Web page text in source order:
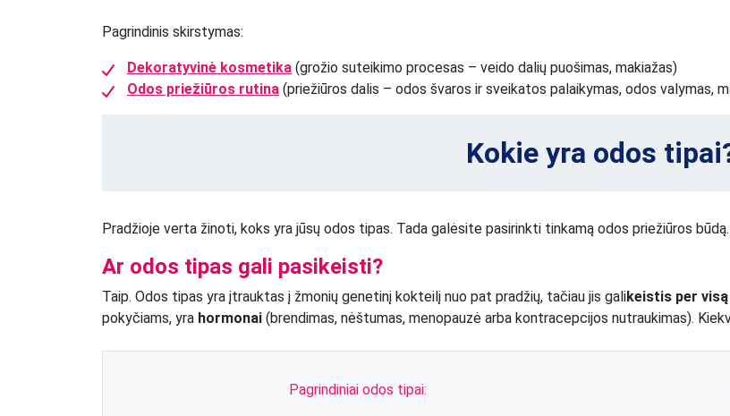
Pagrindinis skirstymas:
Dekoratyvinė kosmetika (grožio suteikimo procesas – veido dalių puošimas, makiažas)
Odos priežiūros rutina (priežiūros dalis – odos švaros ir sveikatos palaikymas, odos valymas,
Kokie yra odos
Pradžioje verta žinoti, koks yra jūsų odos tipas. Tada galėsite pasirinkti tinkamą odos priežiūros
Ar odos tipas gali pasikeisti?
Taip. Odos tipas yra įtrauktas į žmonių genetinį kokteilį nuo pat pradžių, tačiau jis galikeistis per
pokyčiams, yra hormonai (brendimas, nėštumas, menopauzė arba kontracepcijos nutraukimas).
Pagrindiniai odos tipai: